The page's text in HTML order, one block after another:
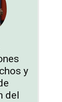
y
del